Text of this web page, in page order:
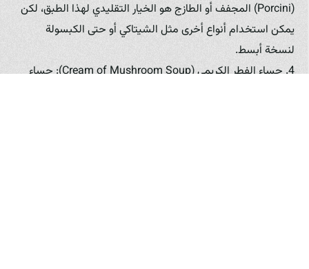
(Porcini) المجفف أو الطازج هو الخيار التقليدي لهذا الطبق، لكن
يمكن استخدام أنواع أخرى مثل الشيتاكي أو حتى الكبسولة
لنسخة أبسط.
4. حساء الفطر الكريمي (Cream of Mushroom Soup): حساء